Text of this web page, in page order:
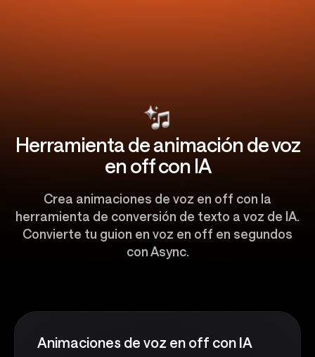
Herramienta de animación de voz
en off con IA
Crea animaciones de voz en off con la
herramienta de conversión de texto a voz de IA.
Convierte tu guion en voz en off en segundos
con Async.
Animaciones de voz en off con IA